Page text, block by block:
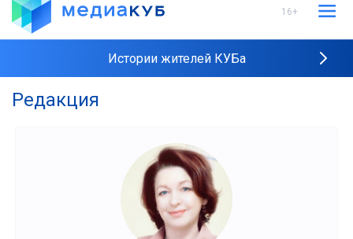
16+
Истории жителей КУБа
Редакция